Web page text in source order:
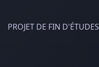
PROJET DE FIN D'ÉTUDES